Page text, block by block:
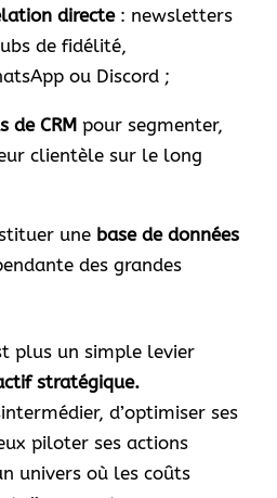
directe: newsletters
de fidélité,
ou Discord ;
de CRMpour segmenter,
clientèle sur le long
une base de données
des grandes
plus un simple levier
stratégique.
d’optimiser ses
piloter ses actions
univers où les coûts